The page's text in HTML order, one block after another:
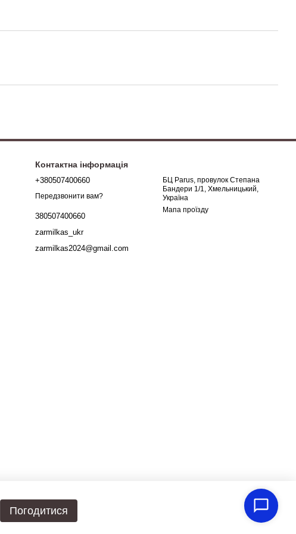
Контактна інформація
+380507400660
Передзвонити вам?
380507400660
zarmilkas_ukr
zarmilkas2024@gmail.com
БЦ Parus, провулок Степана
Бандери 1/1, Хмельницький,
Україна
Мапа проїзду
Погодитися